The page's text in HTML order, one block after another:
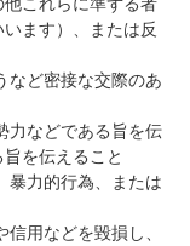
これらに準ずる者
います）、または反
など密接な交際のあ
力などである旨を伝
を伝えること
暴力的行為、または
用などを毀損し、